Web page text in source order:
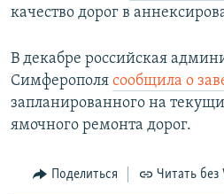
качество дорог в
В декабре российская
Симферополя сообщила о
запланированного на
ямочного ремонта дорог.
Поделиться Читать без